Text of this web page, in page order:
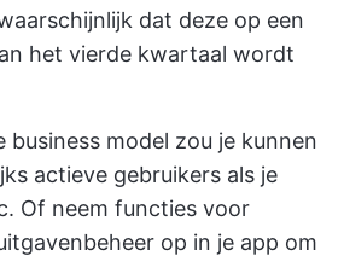
dat deze op een
het vierde kwartaal wordt
business model zou je kunnen
actieve gebruikers als je
Of neem functies voor
op in je app om